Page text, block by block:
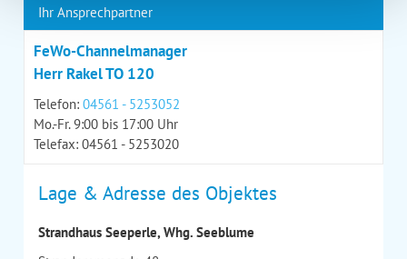
Ihr Ansprechpartner
FeWo-Channelmanager
Herr Rakel TO 120
Telefon: 04561 - 5253052
Mo.-Fr. 9:00 bis 17:00 Uhr
Telefax: 04561 - 5253020
Lage & Adresse des Objektes
Strandhaus Seeperle, Whg. Seeblume